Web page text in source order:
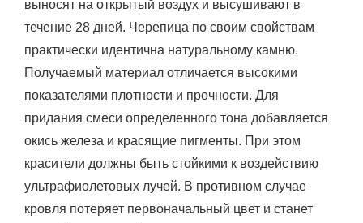
выносят на открытый воздух и высушивают в
течение 28 дней. Черепица по своим свойствам
практически идентична натуральному камню.
Получаемый материал отличается высокими
показателями плотности и прочности. Для
придания смеси определенного тона добавляется
окись железа и красящие пигменты. При этом
красители должны быть стойкими к воздействию
ультрафиолетовых лучей. В противном случае
кровля потеряет первоначальный цвет и станет